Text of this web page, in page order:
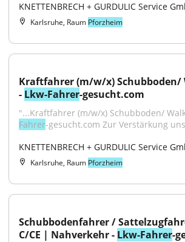
KNETTENBRECH + GURDULIC Service
Karlsruhe, Raum Pforzheim
Kraftfahrer (m/w/x) Schubboden/
- Lkw-Fahrer-gesucht.com
"...Kraftfahrer (m/w/x) Schubboden/
Fahrer-gesucht.com Zur Verstärkung
KNETTENBRECH + GURDULIC Service
Karlsruhe, Raum Pforzheim
Schubbodenfahrer /
C/CE | Nahverkehr - Lkw-Fahrer-